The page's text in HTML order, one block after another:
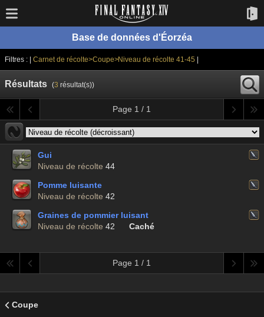
Base de données d'Éorzéa
Filtres : | Carnet de récolte>Coupe>Niveau de récolte 41-45
Résultats (3 résultat(s))
Page 1 / 1
Gui
Niveau de récolte 44
Pomme luisante
Niveau de récolte 42
Graines de pommier luisant
Niveau de récolte 42 Caché
Page 1 / 1
Coupe